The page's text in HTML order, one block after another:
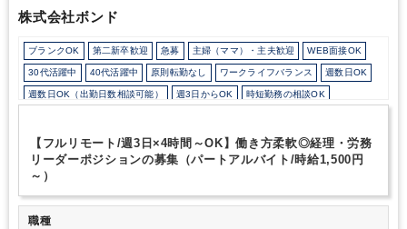
可能です！・アルバイトとしてご就業後、1年程で正社員として切
とと、代表がBig4出身でBig4時代の業務フローをベースにフォー
マットで統一されていることから、繁忙期であっても17：30には
帰社される方がほとんどです。・将来的には10社程お任せする予
定ではございますが、入力業務はないため難しく考える必要はござ
士法人を経験しており、財務・税務・ファイナンスサービスをワン
ストップで提供できることが強みとなっております。・所内には
働きながら税理士合格されて登録待ちの方が複数名いらっしゃるほ
か、科目合格者の方もいらっしゃいます。また、代表含めて子育て
世代の方も多くいらっしゃいます。ライフステージに合わせた働き
方を叶えられます！
株式会社ボンド
ブランクOK 第二新卒歓迎 急募 主婦（ママ）・主夫歓迎 WEB面接OK
30代活躍中 40代活躍中 原則転勤なし ワークライフバランス 週数日OK
週数日OK（出勤日数相談可能） 週3日からOK 時短勤務の相談OK
定時早め 16時以前退社OK 1日5時間以内でもOK 時短OK 残業なし
シフト勤務 Wワーク可能（副業禁止規定なし）
少人数の職場（所属部門の人数3人以下）
EXCELのスキルが活かせる
【フルリモート/週3日×4時間～OK】働き方柔軟◎経理・労務
リーダーポジションの募集（パートアルバイト/時給1,500円
～）
職種